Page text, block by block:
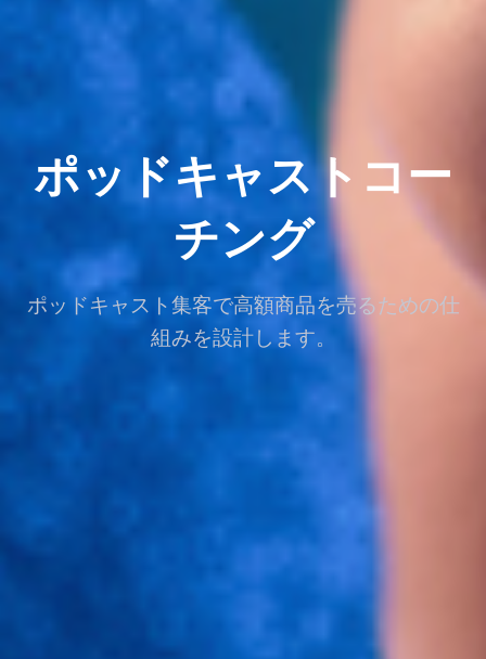
ポッドキャストコー
チング
ポッドキャスト集客で高額商品を売るための仕
組みを設計します。